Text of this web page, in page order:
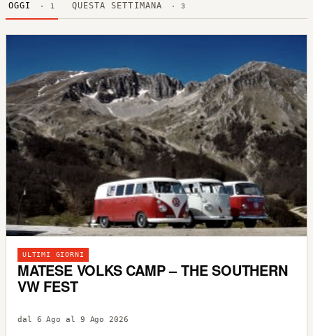
OGGI · 1 QUESTA SETTIMANA · 3
ULTIMI GIORNI
MATESE VOLKS CAMP – THE SOUTHERN
VW FEST
dal 6 Ago al 9 Ago 2026